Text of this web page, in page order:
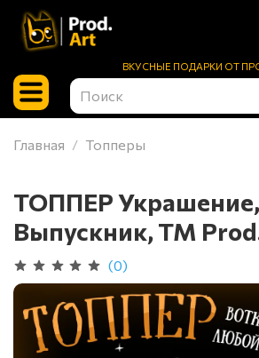
ВКУСНЫЕ ПОДАРКИ ОТ
Главная Топперы
ТОППЕР Украшение,
Выпускник, ТМ
(0)